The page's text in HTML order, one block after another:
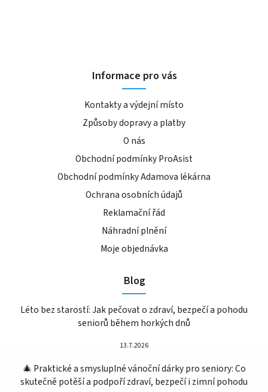
Informace pro vás
Kontakty a výdejní místo
Způsoby dopravy a platby
O nás
Obchodní podmínky ProAsist
Obchodní podmínky Adamova lékárna
Ochrana osobních údajů
Reklamační řád
Náhradní plnění
Moje objednávka
Blog
Léto bez starostí: Jak pečovat o zdraví, bezpečí a pohodu
seniorů během horkých dnů
13.7.2026
🎄 Praktické a smysluplné vánoční dárky pro seniory: Co
skutečně potěší a podpoří zdraví, bezpečí i zimní pohodu